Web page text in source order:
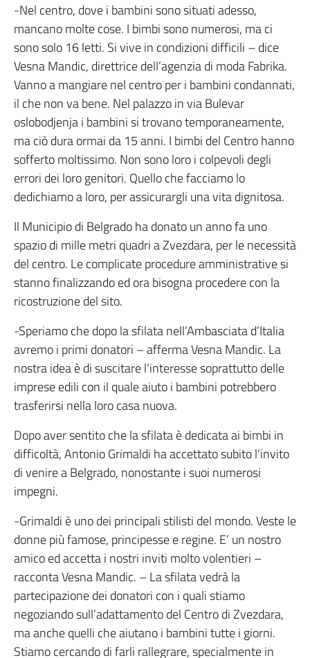
-Nel centro, dove i bambini sono situati adesso,
mancano molte cose. I bimbi sono numerosi, ma ci
sono solo 16 letti. Si vive in condizioni difficili – dice
Vesna Mandic, direttrice dell’agenzia di moda Fabrika.
Vanno a mangiare nel centro per i bambini condannati,
il che non va bene. Nel palazzo in via Bulevar
oslobodjenja i bambini si trovano temporaneamente,
ma ciò dura ormai da 15 anni. I bimbi del Centro hanno
sofferto moltissimo. Non sono loro i colpevoli degli
errori dei loro genitori. Quello che facciamo lo
dedichiamo a loro, per assicurargli una vita dignitosa.
Il Municipio di Belgrado ha donato un anno fa uno
spazio di mille metri quadri a Zvezdara, per le necessità
del centro. Le complicate procedure amministrative si
stanno finalizzando ed ora bisogna procedere con la
ricostruzione del sito.
-Speriamo che dopo la sfilata nell’Ambasciata d’Italia
avremo i primi donatori – afferma Vesna Mandic. La
nostra idea è di suscitare l’interesse soprattutto delle
imprese edili con il quale aiuto i bambini potrebbero
trasferirsi nella loro casa nuova.
Dopo aver sentito che la sfilata è dedicata ai bimbi in
difficoltà, Antonio Grimaldi ha accettato subito l’invito
di venire a Belgrado, nonostante i suoi numerosi
impegni.
-Grimaldi è uno dei principali stilisti del mondo. Veste le
donne più famose, principesse e regine. E’ un nostro
amico ed accetta i nostri inviti molto volentieri –
racconta Vesna Mandic. – La sfilata vedrà la
partecipazione dei donatori con i quali stiamo
negoziando sull’adattamento del Centro di Zvezdara,
ma anche quelli che aiutano i bambini tutte i giorni.
Stiamo cercando di farli rallegrare, specialmente in